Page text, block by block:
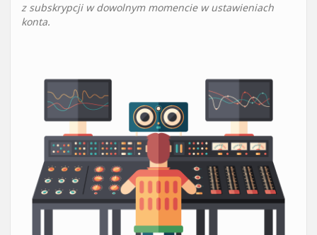
z subskrypcji w dowolnym momencie w ustawieniach
konta.